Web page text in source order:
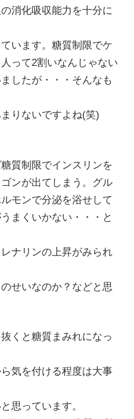
消化吸収能力を十分に
います。糖質制限でケ
って2割いなんじゃない
したが・・・そんなも
りないですよね(笑)
質制限でインスリンを
ンが出てしまう。グル
モンで分泌を浴せして
まくいかない・・・と
ナリンの上昇がみられ
せいなのか？などと思
くと糖質まみれになっ
気を付ける程度は大事
思っています。